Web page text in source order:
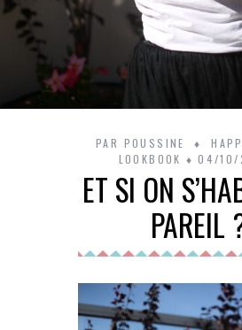
PAR POUSSINE
LOOKBOOK
04/10/
ET SI ON
PAREIL